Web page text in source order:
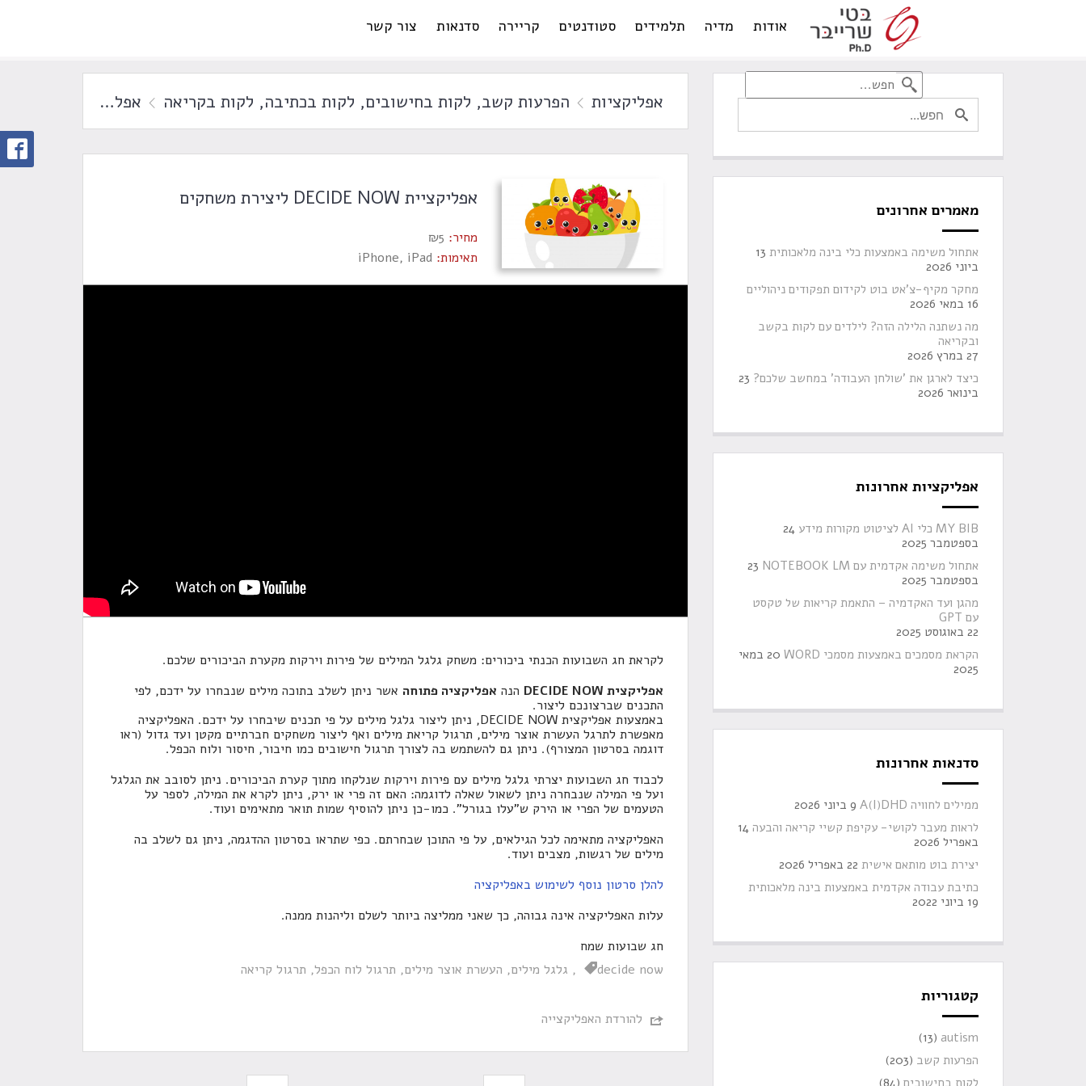
אודות מדיה תלמידים סטודנטים קריירה סדנאות צור קשר
אפליקציות הפרעות קשב, לקות בחישובים, לקות בכתיבה, לקות בקריאה אפליקציית DECIDE NOW ליצירת משחקים
אפליקציית DECIDE NOW ליצירת משחקים
מחיר: ₪5
תאימות: iPhone, iPad
לקראת חג השבועות הכנתי ביכורים: משחק גלגל המילים של פירות וירקות מקערת הביכורים שלכם.
אפליקצית DECIDE NOW
הנה אפליקציה פתוחה אשר ניתן לשלב בתוכה מילים שנבחרו על ידכם, לפי
התכנים שברצונכם ליצור.
באמצעות אפליקצית DECIDE NOW, ניתן ליצור גלגל מילים על פי תכנים שיבחרו על ידכם. האפליקציה
מאפשרת לתרגל העשרת אוצר מילים, תרגול קריאת מילים ואף ליצור משחקים חברתיים מקטן ועד גדול (ראו
דוגמה בסרטון המצורף). ניתן גם להשתמש בה לצורך תרגול חישובים כמו חיבור, חיסור ולוח הכפל.
לכבוד חג השבועות יצרתי גלגל מילים עם פירות וירקות שנלקחו מתוך קערת הביכורים. ניתן לסובב את הגלגל
ועל פי המילה שנבחרה ניתן לשאול שאלה לדוגמה: האם זה פרי או ירק, ניתן לקרא את המילה, לספר על
הטעמים של הפרי או הירק ש"עלו בגורל". כמו-כן ניתן להוסיף שמות תואר מתאימים ועוד.
האפליקציה מתאימה לכל הגילאים, על פי התוכן שבחרתם. כפי שתראו בסרטון ההדגמה, ניתן גם לשלב בה
מילים של רגשות, מצבים ועוד.
להלן סרטון נוסף לשימוש באפליקציה
עלות האפליקציה אינה גבוהה, כך שאני ממליצה ביותר לשלם וליהנות ממנה.
חג שבועות שמח
decide now
גלגל מילים העשרת אוצר מילים תרגול לוח הכפל תרגול קריאה
להורדת האפליקצייה
מאמרים אחרונים
אתחול משימה באמצעות כלי בינה מלאכותית 13
ביוני 2026
מחקר מקיף-צ'אט בוט לקידום תפקודים ניהוליים
16 במאי 2026
מה נשתנה הלילה הזה? לילדים עם לקות בקשב
ובקריאה
27 במרץ 2026
כיצד לארגן את 'שולחן העבודה' במחשב שלכם? 23
בינואר 2026
אפליקציות אחרונות
MY BIB כלי AI לציטוט מקורות מידע
24
בספטמבר 2025
אתחול משימה אקדמית עם NOTEBOOK LM
23
בספטמבר 2025
מהגן ועד האקדמיה – התאמת קריאות של טקסט
עם GPT
22 באוגוסט 2025
הקראת מסמכים באמצעות מסמכי WORD
20 במאי
2025
סדנאות אחרונות
ממילים לחוויה A(I)DHD
9 ביוני 2026
לראות מעבר לקושי- עקיפת קשיי קריאה והבעה 14
באפריל 2026
יצירת בוט מותאם אישית 22 באפריל 2026
כתיבת עבודה אקדמית באמצעות בינה מלאכותית
19 ביוני 2022
קטגוריות
autism
(13)
הפרעות קשב (203)
לקות בחישובים (84)